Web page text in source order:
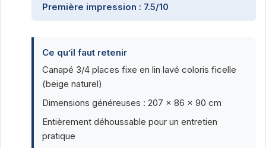
Première impression : 7.5/10
Ce qu’il faut retenir
Canapé 3/4 places fixe en lin lavé coloris ficelle
(beige naturel)
Dimensions généreuses : 207 x 86 x 90 cm
Entièrement déhoussable pour un entretien
pratique